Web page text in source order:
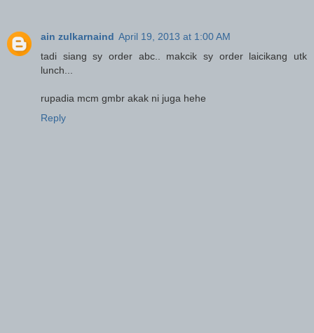
ain zulkarnaind April 19, 2013 at 1:00 AM
tadi siang sy order abc.. makcik sy order laicikang utk
lunch...
rupadia mcm gmbr akak ni juga hehe
Reply